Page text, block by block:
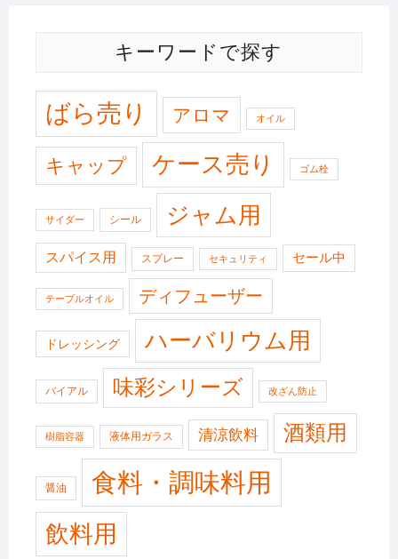
キーワードで探す
ばら売り アロマ オイル
キャップ ケース売り ゴム栓
サイダー シール ジャム用
スパイス用 スプレー セキュリティ セール中
テーブルオイル ディフューザー
ドレッシング ハーバリウム用
バイアル 味彩シリーズ 改ざん防止
樹脂容器 液体用ガラス 清涼飲料 酒類用
醤油 食料・調味料用
飲料用